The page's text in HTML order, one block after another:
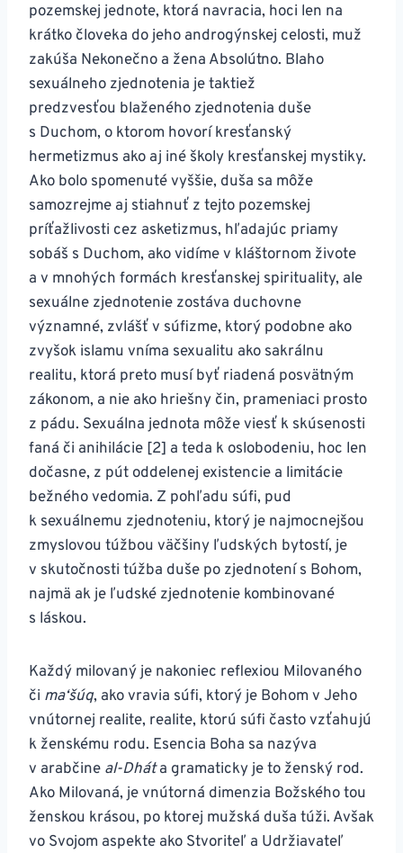
pozemskej jednote, ktorá navracia, hoci len na
krátko človeka do jeho androgýnskej celosti, muž
zakúša Nekonečno a žena Absolútno. Blaho
sexuálneho zjednotenia je taktiež
predzvesťou blaženého zjednotenia duše
s Duchom, o ktorom hovorí kresťanský
hermetizmus ako aj iné školy kresťanskej mystiky.
Ako bolo spomenuté vyššie, duša sa môže
samozrejme aj stiahnuť z tejto pozemskej
príťažlivosti cez asketizmus, hľadajúc priamy
sobáš s Duchom, ako vidíme v kláštornom živote
a v mnohých formách kresťanskej spirituality, ale
sexuálne zjednotenie zostáva duchovne
významné, zvlášť v súfizme, ktorý podobne ako
zvyšok islamu vníma sexualitu ako sakrálnu
realitu, ktorá preto musí byť riadená posvätným
zákonom, a nie ako hriešny čin, prameniaci prosto
z pádu. Sexuálna jednota môže viesť k skúsenosti
faná či anihilácie [2] a teda k oslobodeniu, hoc len
dočasne, z pút oddelenej existencie a limitácie
bežného vedomia. Z pohľadu súfi, pud
k sexuálnemu zjednoteniu, ktorý je najmocnejšou
zmyslovou túžbou väčšiny ľudských bytostí, je
v skutočnosti túžba duše po zjednotení s Bohom,
najmä ak je ľudské zjednotenie kombinované
s láskou.
Každý milovaný je nakoniec reflexiou Milovaného
či ma‘šúq, ako vravia súfi, ktorý je Bohom v Jeho
vnútornej realite, realite, ktorú súfi často vzťahujú
k ženskému rodu. Esencia Boha sa nazýva
v arabčine al-Dháta gramaticky je to ženský rod.
Ako Milovaná, je vnútorná dimenzia Božského tou
ženskou krásou, po ktorej mužská duša túži. Avšak
vo Svojom aspekte ako Stvoriteľ a Udržiavateľ